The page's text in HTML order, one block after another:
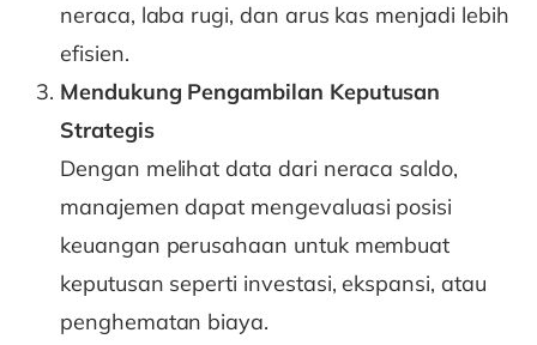
neraca, laba rugi, dan arus kas menjadi lebih
efisien.
Mendukung Pengambilan Keputusan
Strategis
Dengan melihat data dari neraca saldo,
manajemen dapat mengevaluasi posisi
keuangan perusahaan untuk membuat
keputusan seperti investasi, ekspansi, atau
penghematan biaya.